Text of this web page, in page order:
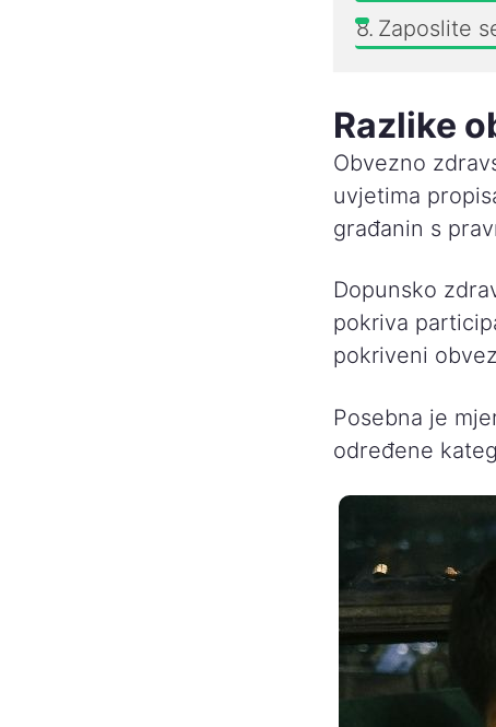
Zaposlite
Razlike
Obvezno
uvjetima
građanin s
Dopunsko
pokriva
pokriveni
Posebna je
određene